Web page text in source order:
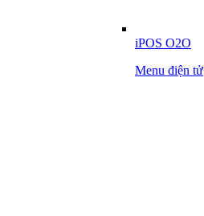
iPOS O2O
Menu điện tử